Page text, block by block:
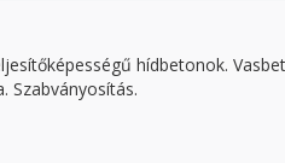
hídbetonok.
Szabványosítás.